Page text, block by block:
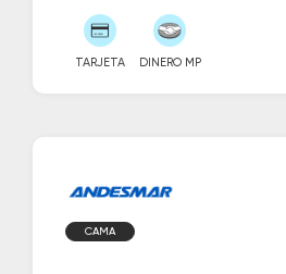
TARJETA DINERO MP
CAMA